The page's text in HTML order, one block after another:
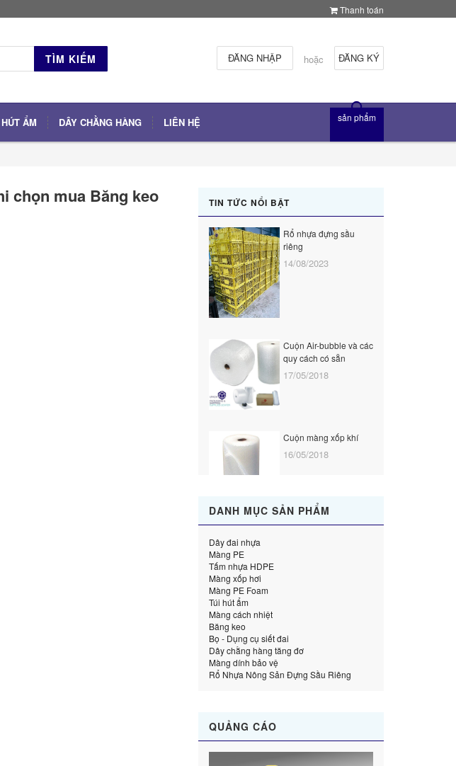
Thanh toán
TÌM KIẾM ĐĂNG KÝ
hoặc
ĐĂNG NHẬP
HÚT ẨM DÂY CHẰNG HÀNG LIÊN HỆ sản phẩm
chọn mua Băng keo TIN TỨC NỔI BẬT
Rổ nhựa đựng sầu
riêng
14/08/2023
Cuộn Air-bubble và các
quy cách có sẵn
17/05/2018
Cuộn màng xốp khí
16/05/2018
DANH MỤC SẢN PHẨM
Dây đai nhựa
Màng PE
Tấm nhựa HDPE
Màng xốp hơi
Màng PE Foam
Túi hút ẩm
Màng cách nhiệt
Băng keo
Bọ - Dụng cụ siết đai
Dây chằng hàng tăng đơ
Màng dính bảo vệ
Rổ Nhựa Nông Sản Đựng Sầu Riêng
QUẢNG CÁO